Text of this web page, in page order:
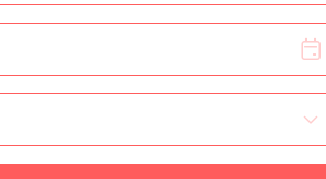
квартире ( гостевом доме) на
доме на Лиговском
дом 3 ( Греческий
улице
Правила
в квартире на Дегтярном